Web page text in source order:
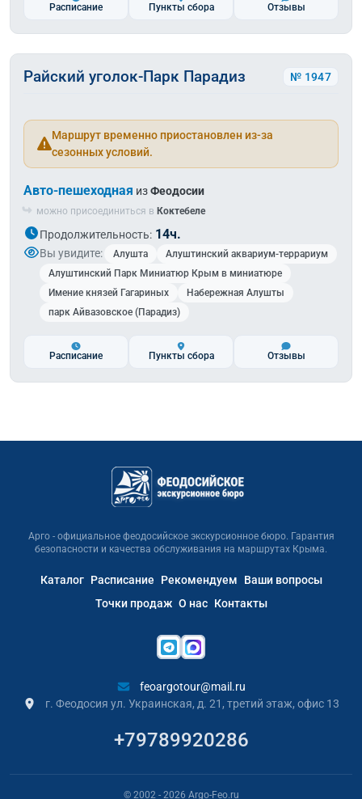
Расписание Пункты сбора Отзывы
Райский уголок-Парк Парадиз № 1947
Маршрут временно приостановлен из-за
сезонных условий.
Авто-пешеходная изФеодосии
можно присоединиться в Коктебеле
Продолжительность: 14ч.
Вы увидите: Алушта
Алуштинский аквариум-террариум
Алуштинский Парк Миниатюр Крым в миниатюре
Имение князей Гагариных
Набережная Алушты
парк Айвазовское (Парадиз)
Расписание Пункты сбора Отзывы
Арго - официальное феодосийское экскурсионное бюро. Гарантия
безопасности и качества обслуживания на маршрутах Крыма.
Каталог Расписание Рекомендуем
Ваши вопросы
Точки продаж О нас Контакты
feoargotour@mail.ru
г. Феодосия ул. Украинская, д. 21, третий этаж, офис 13
+79789920286
© 2002 - 2026 Argo-Feo.ru